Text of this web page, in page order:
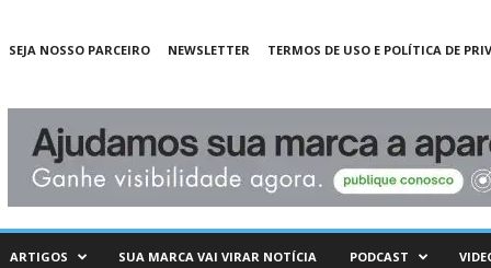
SEJA NOSSO PARCEIRO NEWSLETTER TERMOS DE USO E POLÍTICA DE
ARTIGOS SUA MARCA VAI VIRAR NOTÍCIA PODCAST